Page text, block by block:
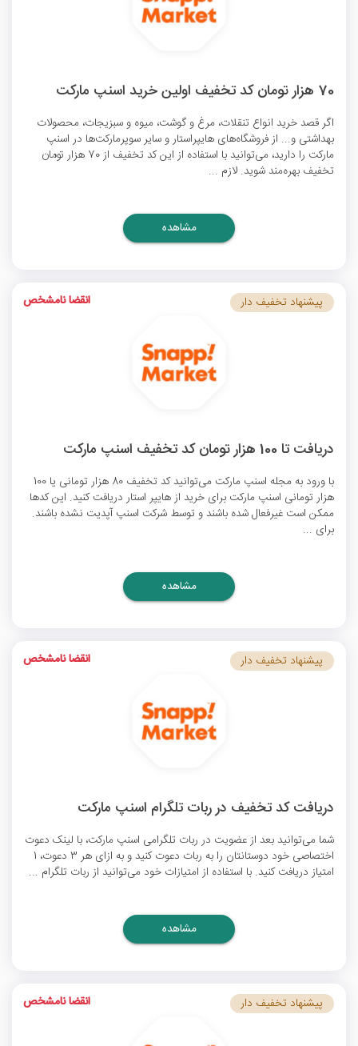
70 هزار تومان کد تخفیف اولین خرید اسنپ مارکت
اگر قصد خرید انواع تنقلات، مرغ و گوشت، میوه و سبزیجات، محصولات
بهداشتی و... از فروشگاه‌های هایپراستار و سایر سوپرمارکت‌ها در اسنپ
مارکت را دارید، می‌توانید با استفاده از این کد تخفیف از 70 هزار تومان
تخفیف بهره‌مند شوید. لازم ...
مشاهده
دریافت تا 100 هزار تومان کد تخفیف اسنپ مارکت
با ورود به مجله اسنپ مارکت می‌توانید کد تخفیف 80 هزار تومانی یا 100
هزار تومانی اسنپ مارکت برای خرید از هایپر استار دریافت کنید. این کدها
ممکن است غیرفعال شده باشند و توسط شرکت اسنپ آپدیت نشده باشند.
برای ...
پیشنهاد تخفیف دار انقضا نامشخص
مشاهده
دریافت کد تخفیف در ربات تلگرام اسنپ مارکت
شما می‌توانید بعد از عضویت در ربات تلگرامی اسنپ مارکت، با لینک دعوت
اختصاصی خود دوستانتان را به ربات دعوت کنید و به ازای هر 3 دعوت، 1
امتیاز دریافت کنید. با استفاده از امتیازات خود می‌توانید از ربات تلگرام ...
پیشنهاد تخفیف دار انقضا نامشخص
مشاهده
پیشنهاد تخفیف دار انقضا نامشخص